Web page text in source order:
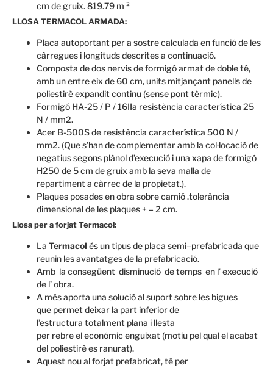
cm de gruix. 819.79 m ²
LLOSA TERMACOL ARMADA:
Placa autoportant per a sostre calculada en funció de les
càrregues i longituds descrites a continuació.
Composta de dos nervis de formigó armat de doble té,
amb un entre eix de 60 cm, units mitjançant panells de
poliestirè expandit continu (sense pont tèrmic).
Formigó HA-25 / P / 16IIa resistència característica 25
N / mm2.
Acer B-500S de resistència característica 500 N /
mm2. (Que s’han de complementar amb la col·locació de
negatius segons plànol d’execució i una xapa de formigó
H250 de 5 cm de gruix amb la seva malla de
repartiment a càrrec de la propietat.).
Plaques posades en obra sobre camió .tolerància
dimensional de les plaques + – 2 cm.
Llosa per a forjat Termacol:
La Termacol és untipus de placa semi–prefabricada que
reunin lesavantatges de la prefabricació.
Amb la consegüent disminució de temps en l’ execució
de l’ obra.
A més aporta una solucióal suport sobre les bigues
que permet deixar la part inferiorde
l’estructura totalment plana i llesta
per rebreeleconómic enguixat (motiu pel qualelacabat
del poliestirèes ranurat).
Aquest noual forjat prefabricat, té per